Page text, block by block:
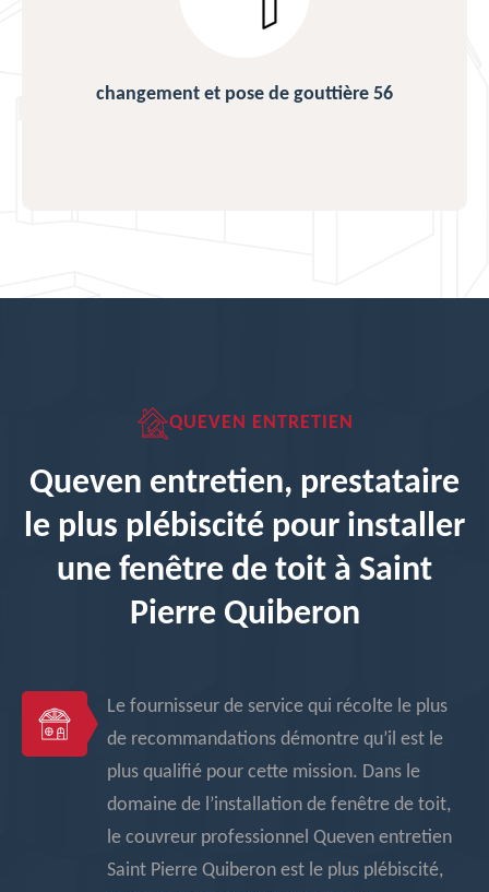
changement et pose de gouttière 56
QUEVEN ENTRETIEN
Queven entretien, prestataire
le plus plébiscité pour installer
une fenêtre de toit à Saint
Pierre Quiberon
Le fournisseur de service qui récolte le plus
de recommandations démontre qu’il est le
plus qualifié pour cette mission. Dans le
domaine de l’installation de fenêtre de toit,
le couvreur professionnel Queven entretien
Saint Pierre Quiberon est le plus plébiscité,